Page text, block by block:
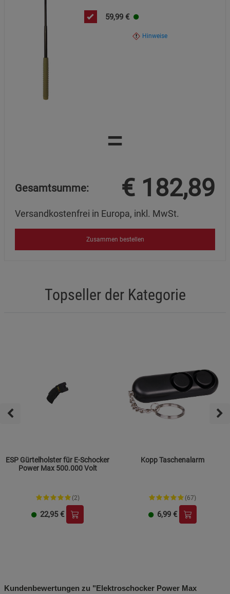
59,99 €
Hinweise
=
Gesamtsumme: € 182,89
Versandkostenfrei in Europa, inkl. MwSt.
Zusammen bestellen
Topseller der Kategorie
ESP Gürtelholster für E-Schocker
Power Max 500.000 Volt
(2)
22,95 €
Kopp Taschenalarm
(67)
6,99 €
Kundenbewertungen zu "Elektroschocker Power Max